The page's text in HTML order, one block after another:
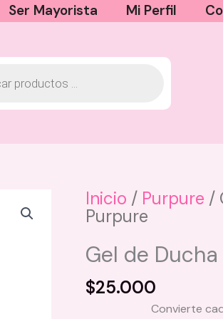
Ser Mayorista Mi Perfil
Inicio / Purpure /
Purpure
Gel de
$25.000
Convierte
de Luna Vive Beauty
tiene